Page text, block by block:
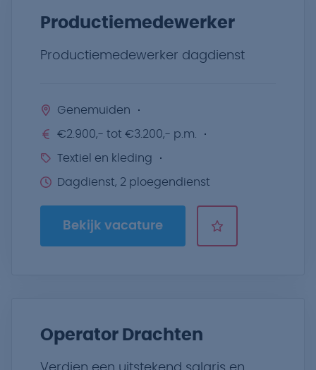
Productiemedewerker
Productiemedewerker dagdienst
Genemuiden
€2.900,- tot €3.200,- p.m.
Textiel en kleding
Dagdienst, 2 ploegendienst
Bekijk vacature
Operator Drachten